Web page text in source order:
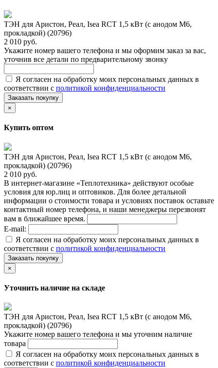
ТЭН для Аристон, Реал, Isea RCT 1,5 кВт (с анодом М6,
прокладкой) (20796)
2 010 руб.
Укажите номер вашего телефона и мы оформим заказ за вас,
уточнив все детали по предварительному звонку
Я согласен на обработку моих персональных данных в
соответствии с политикой конфиденциальности
Заказать покупку
×
Купить оптом
ТЭН для Аристон, Реал, Isea RCT 1,5 кВт (с анодом М6,
прокладкой) (20796)
2 010 руб.
В интернет-магазине «Теплотехника» действуют особые
условия для юр.лиц и оптовиков. Для более детальной
информации о стоимости товара и условиях поставок оставьте
контактный номер телефона, и наши менеджеры перезвонят
вам в ближайшее время.
E-mail:
Я согласен на обработку моих персональных данных в
соответствии с политикой конфиденциальности
Заказать покупку
×
Уточнить наличие на складе
ТЭН для Аристон, Реал, Isea RCT 1,5 кВт (с анодом М6,
прокладкой) (20796)
Укажите номер вашего телефона и мы уточним наличие
товара
Я согласен на обработку моих персональных данных в
соответствии с политикой конфиденциальности